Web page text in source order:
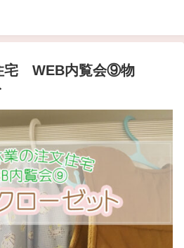
宅 WEB内覧会⑨物